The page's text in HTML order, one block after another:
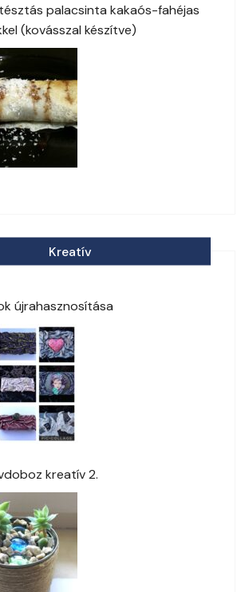
palacsinta kakaós-fahéjas
(kovásszal készítve)
Kreatív
újrahasznosítása
kreatív 2.